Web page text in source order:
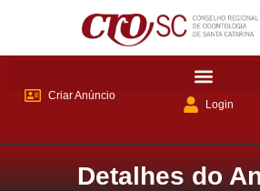
Criar Anúncio
Login
Detalhes do